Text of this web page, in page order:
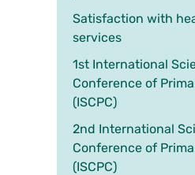
Satisfaction with
services
1st International
Conference of
(ISCPC)
2nd International
Conference of
(ISCPC)